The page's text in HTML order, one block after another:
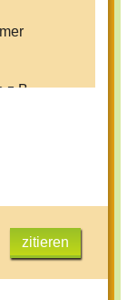
z.B
zitieren